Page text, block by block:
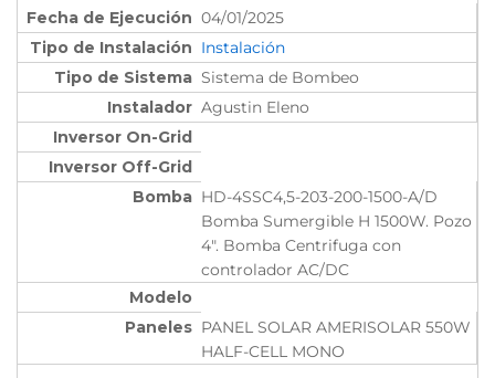
04/01/2025
Instalación
Sistema de Bombeo
Agustin Eleno
HD-4SSC4,5-203-200-1500-A/D
Bomba Sumergible H 1500W. Pozo
4". Bomba Centrifuga con
controlador AC/DC
PANEL SOLAR AMERISOLAR 550W
HALF-CELL MONO